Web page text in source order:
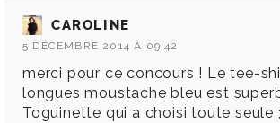
CAROLINE
5 DÉCEMBRE 2014 À 09:42
merci pour ce concours ! Le tee-
longues moustache bleu est
Toguinette qui a choisi toute seule